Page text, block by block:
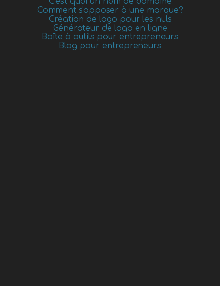
Comment s'opposer à une marque?
Création de logo pour les nuls
Générateur de logo en ligne
Boîte à outils pour entrepreneurs
Blog pour entrepreneurs